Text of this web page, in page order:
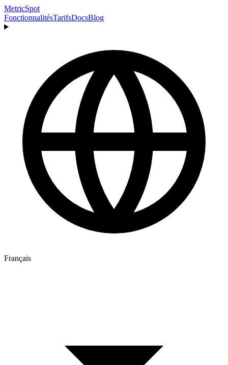
MetricSpot
FonctionnalitésTarifsDocsBlog
Français